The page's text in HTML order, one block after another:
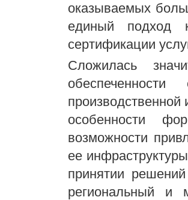
оказываемых
единый подход
сертификации
Сложилась
особенности
возможности
ее
принятии
региональный и